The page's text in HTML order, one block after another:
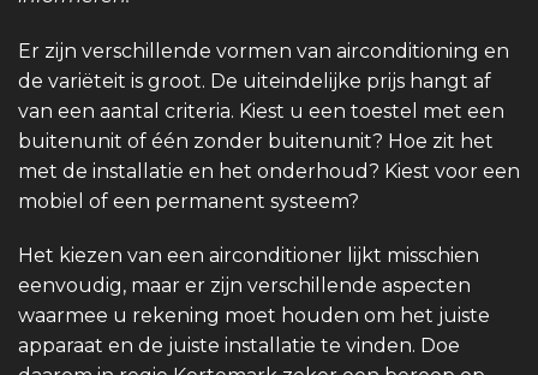
Er zijn verschillende vormen van airconditioning en
de variëteit is groot. De uiteindelijke prijs hangt af
van een aantal criteria. Kiest u een toestel met een
buitenunit of één zonder buitenunit? Hoe zit het
met de installatie en het onderhoud? Kiest voor een
mobiel of een permanent systeem?
Het kiezen van een airconditioner lijkt misschien
eenvoudig, maar er zijn verschillende aspecten
waarmee u rekening moet houden om het juiste
apparaat en de juiste installatie te vinden. Doe